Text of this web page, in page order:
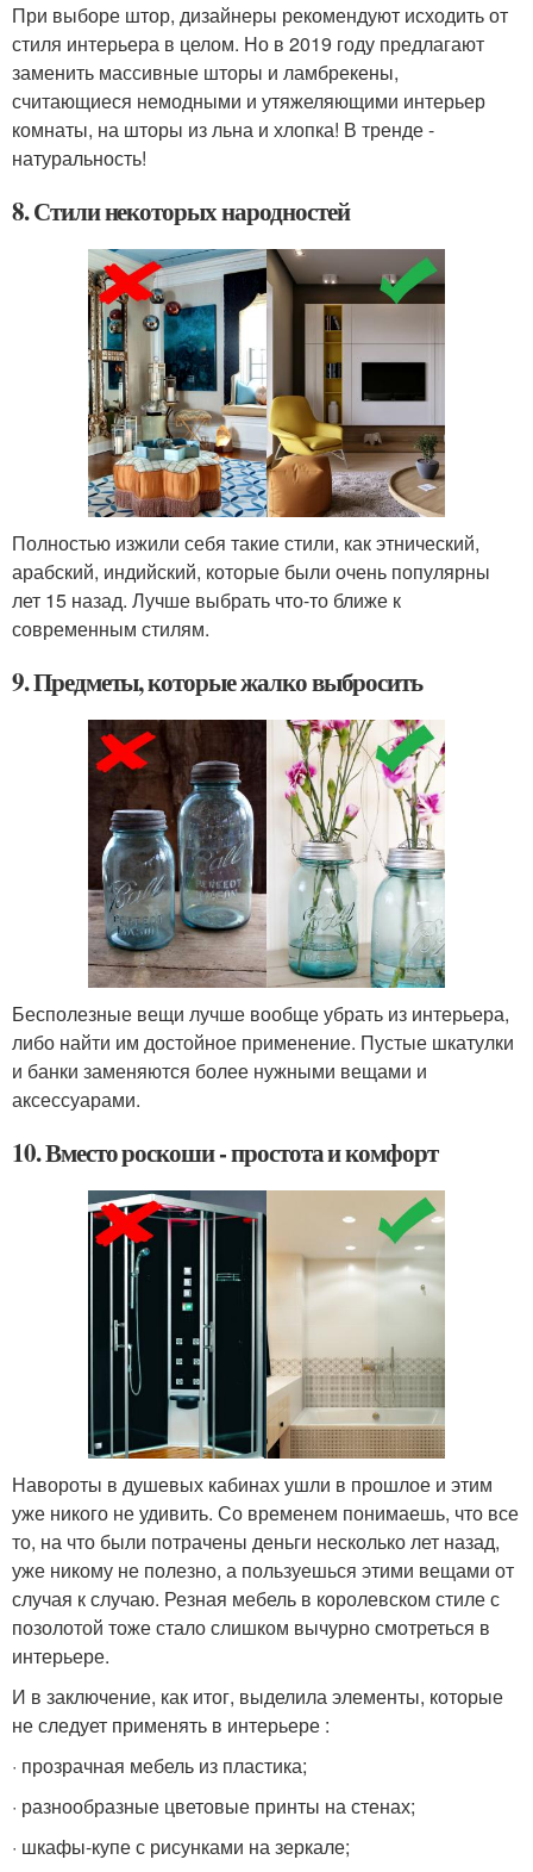
При выборе штор, дизайнеры рекомендуют исходить от
стиля интерьера в целом. Но в 2019 году предлагают
заменить массивные шторы и ламбрекены,
считающиеся немодными и утяжеляющими интерьер
комнаты, на шторы из льна и хлопка! В тренде -
натуральность!
8. Стили некоторых народностей
Полностью изжили себя такие стили, как этнический,
арабский, индийский, которые были очень популярны
лет 15 назад. Лучше выбрать что-то ближе к
современным стилям.
9. Предметы, которые жалко выбросить
Бесполезные вещи лучше вообще убрать из интерьера,
либо найти им достойное применение. Пустые шкатулки
и банки заменяются более нужными вещами и
аксессуарами.
10. Вместо роскоши - простота и комфорт
Навороты в душевых кабинах ушли в прошлое и этим
уже никого не удивить. Со временем понимаешь, что все
то, на что были потрачены деньги несколько лет назад,
уже никому не полезно, а пользуешься этими вещами от
случая к случаю. Резная мебель в королевском стиле с
позолотой тоже стало слишком вычурно смотреться в
интерьере.
И в заключение, как итог, выделила элементы, которые
не следует применять в интерьере :
· прозрачная мебель из пластика;
· разнообразные цветовые принты на стенах;
· шкафы-купе с рисунками на зеркале;